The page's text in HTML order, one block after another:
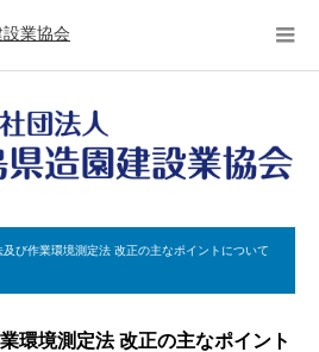
業協会
び作業環境測定法 改正の主なポイントについて
環境測定法 改正の主なポイント